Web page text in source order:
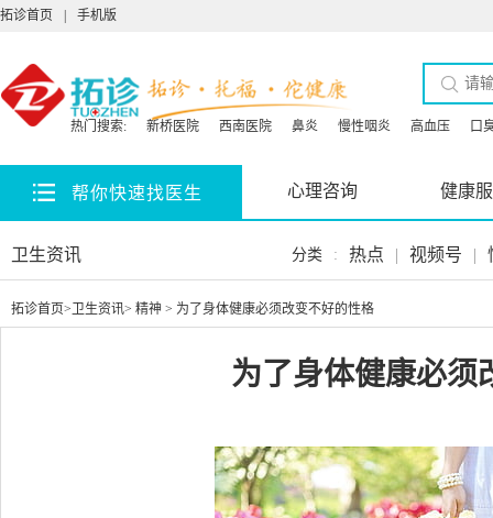
拓诊首页 手机版
热门搜索: 新桥医院 西南医院 鼻炎 慢性咽炎 高血压 口
帮你快速找医生 心理咨询 健康
卫生资讯 分类 : 热点 | 视频号 |
拓诊首页> 卫生资讯> 精神 > 为了身体健康必须改变不好的性格
为了身体健康必须